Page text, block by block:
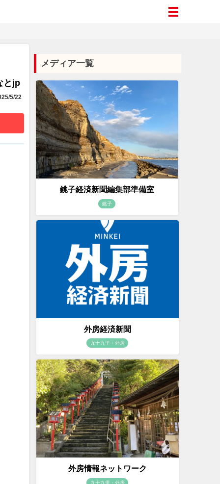
とjp
5/22
メディア一覧
銚子経済新聞編集部準備室
銚子
外房経済新聞
九十九里・外房
外房情報ネットワーク
九十九里・外房